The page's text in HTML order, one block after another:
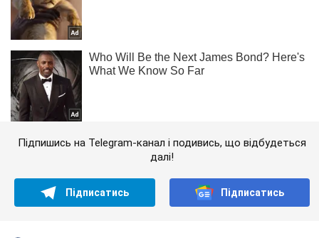
Підпишись на Telegram-канал і подивись, що відбудеться
далі!
Підписатись Підписатись